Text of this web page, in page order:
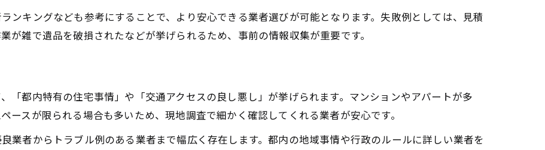
口コミやランキングで遺品整理業者を比較
遺品整理で気をつけたい東京の注意点
遺品整理を東京都で進める際の注意ポイント
遺品整理のトラブル回避術と東京都特有の事例
ンキングなども参考にすることで、より安心できる業者選びが可能となります。失敗例としては、見積
が雑で遺品を破損されたなどが挙げられるため、事前の情報収集が重要です。
「都内特有の住宅事情」や「交通アクセスの良し悪し」が挙げられます。マンションやアパートが多
ースが限られる場合も多いため、現地調査で細かく確認してくれる業者が安心です。
業者からトラブル例のある業者まで幅広く存在します。都内の地域事情や行政のルールに詳しい業者を